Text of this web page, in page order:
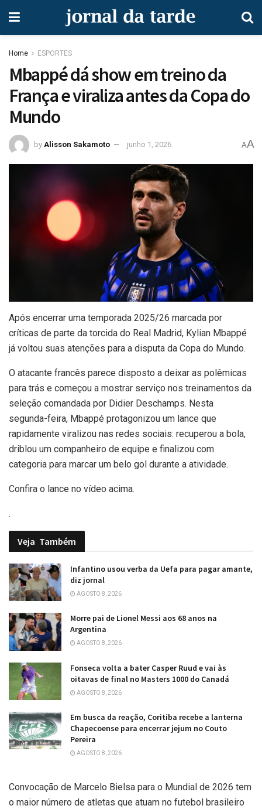
Home ESPORTES
Mbappé dá show em treino da
França e viraliza antes da Copa do
Mundo
by Alisson Sakamoto junho 1, 2026 AA
Após encerrar uma temporada 2025/26 marcada por
críticas de parte da torcida do Real Madrid, Kylian Mbappé
já voltou suas atenções para a disputa da Copa do Mundo.
O atacante francês parece disposto a deixar as polêmicas
para trás e começou a mostrar serviço nos treinamentos da
seleção comandada por Didier Deschamps. Nesta
segunda-feira, Mbappé protagonizou um lance que
rapidamente viralizou nas redes sociais: recuperou a bola,
driblou um companheiro de equipe e finalizou com
categoria para marcar um belo gol durante a atividade.
Confira o lance no vídeo acima.
.
Veja Também
Infantino usou verba da Uefa para pagar amante,
diz jornal
AGOSTO 8, 2026
Morre pai de Lionel Messi aos 68 anos na
Argentina
AGOSTO 8, 2026
Fonseca volta a bater Casper Ruud e vai às
oitavas de final no Masters 1000 do Canadá
AGOSTO 8, 2026
Em busca da reação, Coritiba recebe a lanterna
Chapecoense para encerrar jejum no Couto
Pereira
AGOSTO 8, 2026
Convocação de Marcelo Bielsa para o Mundial de 2026 tem
o maior número de atletas que atuam no futebol brasileiro